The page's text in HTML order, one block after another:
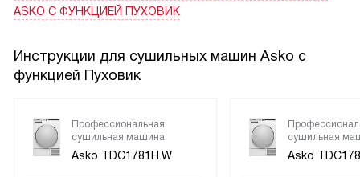
ASKO С ФУНКЦИЕЙ ПУХОВИК
Инструкции для сушильных машин Asko с
функцией Пуховик
Профессиональная
сушильная машина
Asko TDC1781H.W
сушильная
Asko